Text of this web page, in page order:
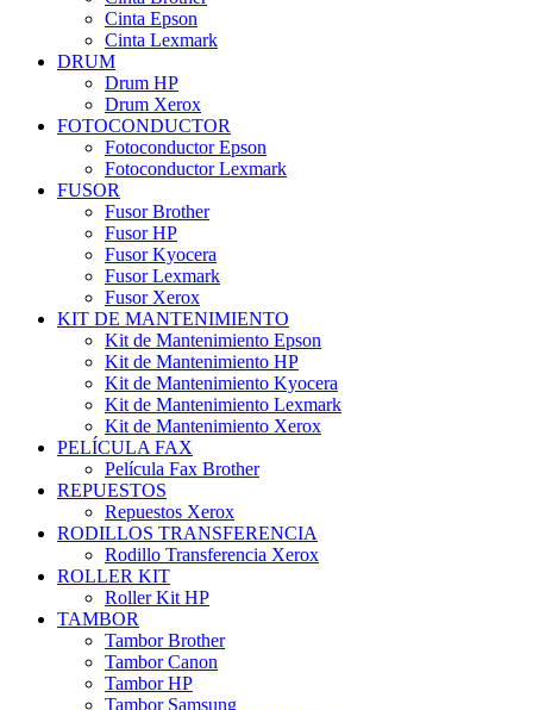
Cinta Epson
Cinta Lexmark
DRUM
Drum HP
Drum Xerox
FOTOCONDUCTOR
Fotoconductor Epson
Fotoconductor Lexmark
FUSOR
Fusor Brother
Fusor HP
Fusor Kyocera
Fusor Lexmark
Fusor Xerox
KIT DE MANTENIMIENTO
Kit de Mantenimiento Epson
Kit de Mantenimiento HP
Kit de Mantenimiento Kyocera
Kit de Mantenimiento Lexmark
Kit de Mantenimiento Xerox
PELÍCULA FAX
Película Fax Brother
REPUESTOS
Repuestos Xerox
RODILLOS TRANSFERENCIA
Rodillo Transferencia Xerox
ROLLER KIT
Roller Kit HP
TAMBOR
Tambor Brother
Tambor Canon
Tambor HP
Tambor Samsung